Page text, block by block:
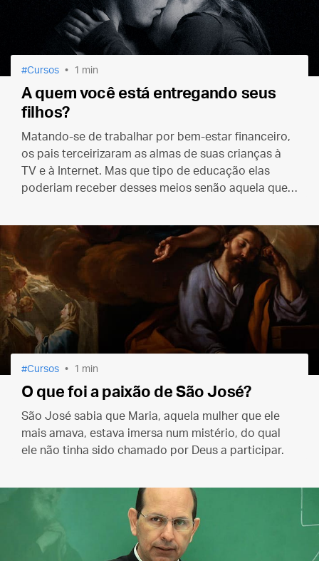
Cursos 1 min
A quem você está entregando seus
filhos?
Matando-se de trabalhar por bem-estar financeiro,
os pais terceirizaram as almas de suas crianças à
TV e à Internet. Mas que tipo de educação elas
poderiam receber desses meios senão aquela que
Cursos 1 min
O que foi a paixão de São José?
São José sabia que Maria, aquela mulher que ele
mais amava, estava imersa num mistério, do qual
ele não tinha sido chamado por Deus a participar.